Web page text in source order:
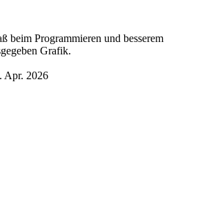
beim Programmieren und besserem
Grafik.
Apr. 2026